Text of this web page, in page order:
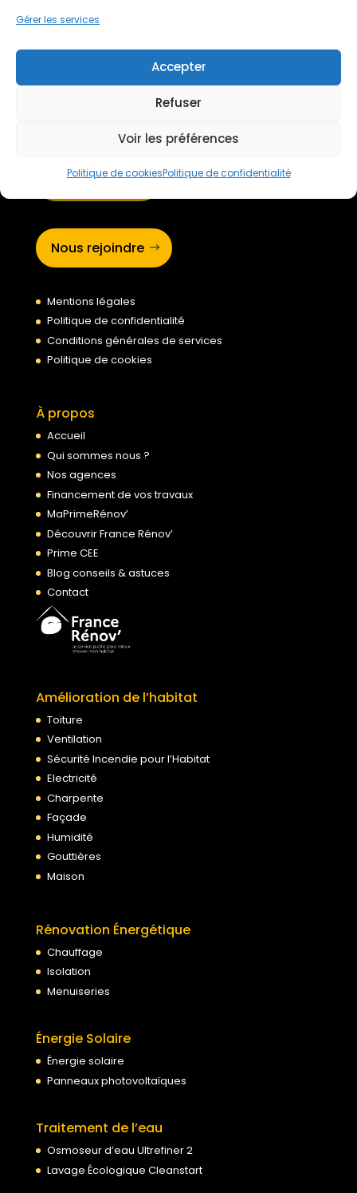
Gérer les services
Accepter
Refuser
Voir les préférences
Politique de cookiesPolitique de confidentialité
Devis gratuit
Nous rejoindre
Mentions légales
Politique de confidentialité
Conditions générales de services
Politique de cookies
À propos
Accueil
Qui sommes nous ?
Nos agences
Financement de vos travaux
MaPrimeRénov’
Découvrir France Rénov’
Prime CEE
Blog conseils & astuces
Contact
Amélioration de l’habitat
Toiture
Ventilation
Sécurité Incendie pour l’Habitat
Electricité
Charpente
Façade
Humidité
Gouttières
Maison
Rénovation Énergétique
Chauffage
Isolation
Menuiseries
Énergie Solaire
Énergie solaire
Panneaux photovoltaïques
Traitement de l’eau
Osmoseur d’eau Ultrefiner 2
Lavage Écologique Cleanstart